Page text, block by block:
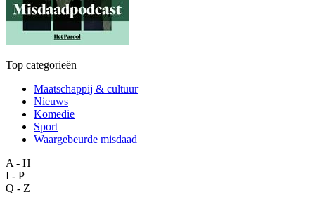
Top categorieën
Maatschappij & cultuur
Nieuws
Komedie
Sport
Waargebeurde misdaad
A - H
I - P
Q - Z